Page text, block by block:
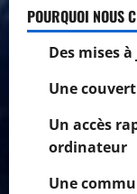
POURQUOI NOUS
Des mises
Une
Un accès
ordinateur
Une